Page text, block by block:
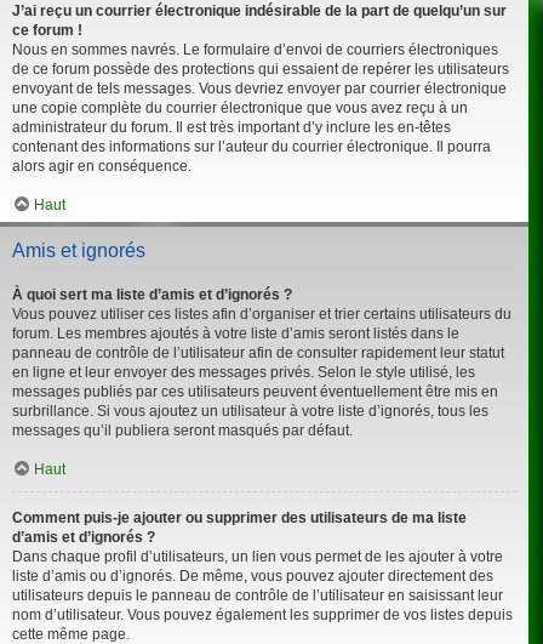
J’ai reçu un courrier électronique indésirable de la part de quelqu’un sur
ce forum !
Nous en sommes navrés. Le formulaire d’envoi de courriers électroniques
de ce forum possède des protections qui essaient de repérer les utilisateurs
envoyant de tels messages. Vous devriez envoyer par courrier électronique
une copie complète du courrier électronique que vous avez reçu à un
administrateur du forum. Il est très important d’y inclure les en-têtes
contenant des informations sur l’auteur du courrier électronique. Il pourra
alors agir en conséquence.
Haut
Amis et ignorés
À quoi sert ma liste d’amis et d’ignorés ?
Vous pouvez utiliser ces listes afin d’organiser et trier certains utilisateurs du
forum. Les membres ajoutés à votre liste d’amis seront listés dans le
panneau de contrôle de l’utilisateur afin de consulter rapidement leur statut
en ligne et leur envoyer des messages privés. Selon le style utilisé, les
messages publiés par ces utilisateurs peuvent éventuellement être mis en
surbrillance. Si vous ajoutez un utilisateur à votre liste d’ignorés, tous les
messages qu’il publiera seront masqués par défaut.
Haut
Comment puis-je ajouter ou supprimer des utilisateurs de ma liste
d’amis et d’ignorés ?
Dans chaque profil d’utilisateurs, un lien vous permet de les ajouter à votre
liste d’amis ou d’ignorés. De même, vous pouvez ajouter directement des
utilisateurs depuis le panneau de contrôle de l’utilisateur en saisissant leur
nom d’utilisateur. Vous pouvez également les supprimer de vos listes depuis
cette même page.